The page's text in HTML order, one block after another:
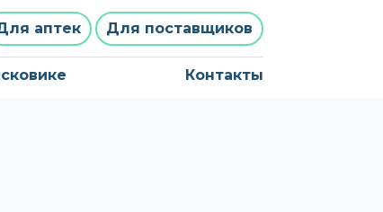
аптек Для поставщиков
Контакты